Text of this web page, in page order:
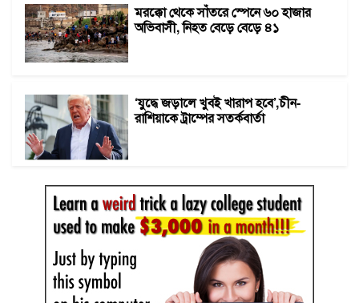
মরক্কো থেকে সাঁতরে স্পেনে ৬০ হাজার
অভিবাসী, নিহত বেড়ে বেড়ে ৪১
‘যুদ্ধে জড়ালে খুবই খারাপ হবে’,চীন-
রাশিয়াকে ট্রাম্পের সতর্কবার্তা